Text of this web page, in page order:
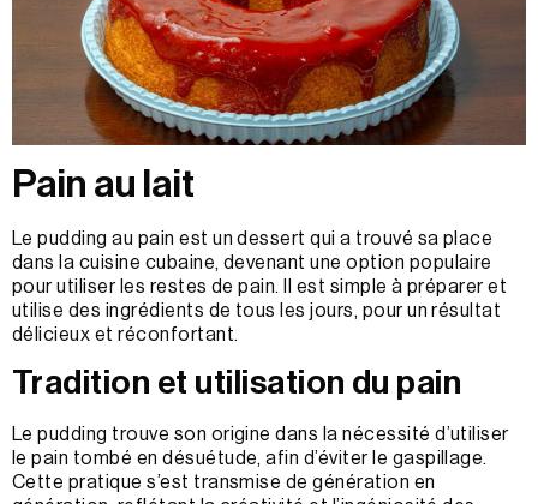
Pain au lait
Le pudding au pain est un dessert qui a trouvé sa place
dans la cuisine cubaine, devenant une option populaire
pour utiliser les restes de pain. Il est simple à préparer et
utilise des ingrédients de tous les jours, pour un résultat
délicieux et réconfortant.
Tradition et utilisation du pain
Le pudding trouve son origine dans la nécessité d’utiliser
le pain tombé en désuétude, afin d’éviter le gaspillage.
Cette pratique s’est transmise de génération en